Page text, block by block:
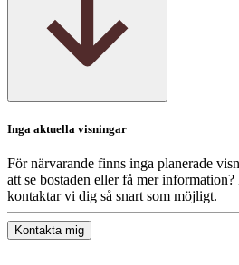
Inga aktuella visningar
För närvarande finns inga planerade
att se bostaden eller få mer
kontaktar vi dig så snart som möjligt.
Kontakta mig